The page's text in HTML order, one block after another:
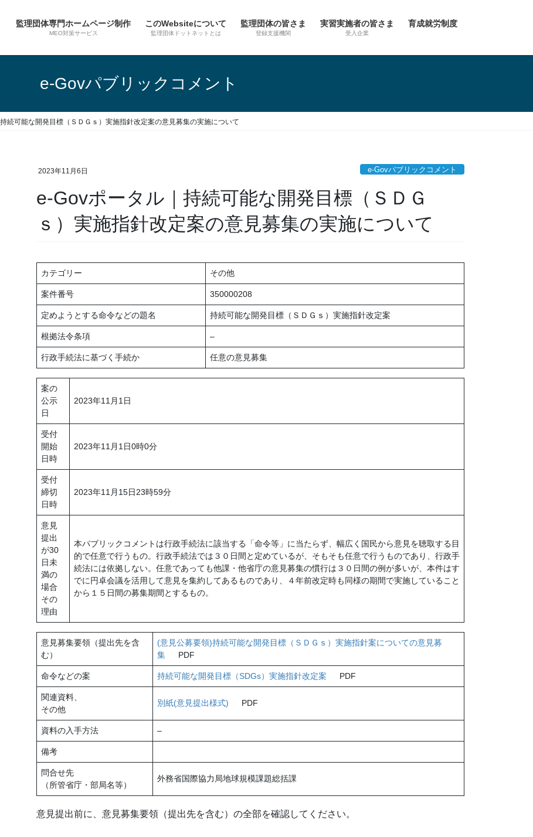
監理団体専門ホームページ制作
MEO対策サービス
このWebsiteについて
監理団体ドットネットとは
監理団体の皆さま
登録支援機関
実習実施者の皆さま
受入企業
育成就労制度
e-Govパブリックコメント
続可能な開発目標（ＳＤＧｓ）実施指針改定案の意見募集の実施について
2023年11月6日 e-Govパブリックコメント
e-Govポータル｜持続可能な開発目標（ＳＤＧ
ｓ）実施指針改定案の意見募集の実施について
カテゴリー その他
案件番号 350000208
定めようとする命令などの題名 持続可能な開発目標（ＳＤＧｓ）実施指針改定案
根拠法令条項 –
行政手続法に基づく手続か 任意の意見募集
案の
公示
日
2023年11月1日
受付
開始
日時
2023年11月1日0時0分
受付
締切
日時
2023年11月15日23時59分
意見
提出
が30
日未
満の
場合
その
理由
本パブリックコメントは行政手続法に該当する「命令等」に当たらず、幅広く国民から意見を聴取する目
的で任意で行うもの。行政手続法では３０日間と定めているが、そもそも任意で行うものであり、行政手
続法には依拠しない。任意であっても他課・他省庁の意見募集の慣行は３０日間の例が多いが、本件はす
でに円卓会議を活用して意見を集約してあるものであり、４年前改定時も同様の期間で実施していること
から１５日間の募集期間とするもの。
意見募集要領（提出先を含
む）
(意見公募要領)持続可能な開発目標（ＳＤＧｓ）実施指針案についての意見募
集 PDF
命令などの案 持続可能な開発目標（SDGs）実施指針改定案 PDF
関連資料、
その他
別紙(意見提出様式) PDF
資料の入手方法 –
備考
問合せ先
（所管省庁・部局名等）
外務省国際協力局地球規模課題総括課
意見提出前に、意見募集要領（提出先を含む）の全部を確認してください。